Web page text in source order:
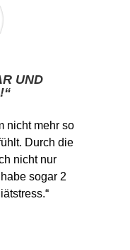
UND
nicht mehr so
Durch die
nicht nur
sogar 2